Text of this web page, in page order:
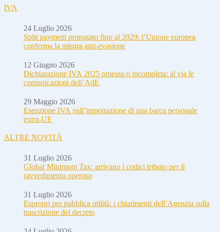
IVA
24 Luglio 2026
Split payment prorogato fino al 2029: l’Unione europea
conferma la misura anti-evasione
12 Giugno 2026
Dichiarazione IVA 2025 omessa o incompleta: al via le
comunicazioni dell’AdE
29 Maggio 2026
Esenzione IVA sull’importazione di una barca personale
extra-UE
ALTRE NOVITÀ
31 Luglio 2026
Global Minimum Tax: arrivano i codici tributo per il
ravvedimento operoso
31 Luglio 2026
Espropri per pubblica utilità: i chiarimenti dell’Agenzia sulla
trascrizione del decreto